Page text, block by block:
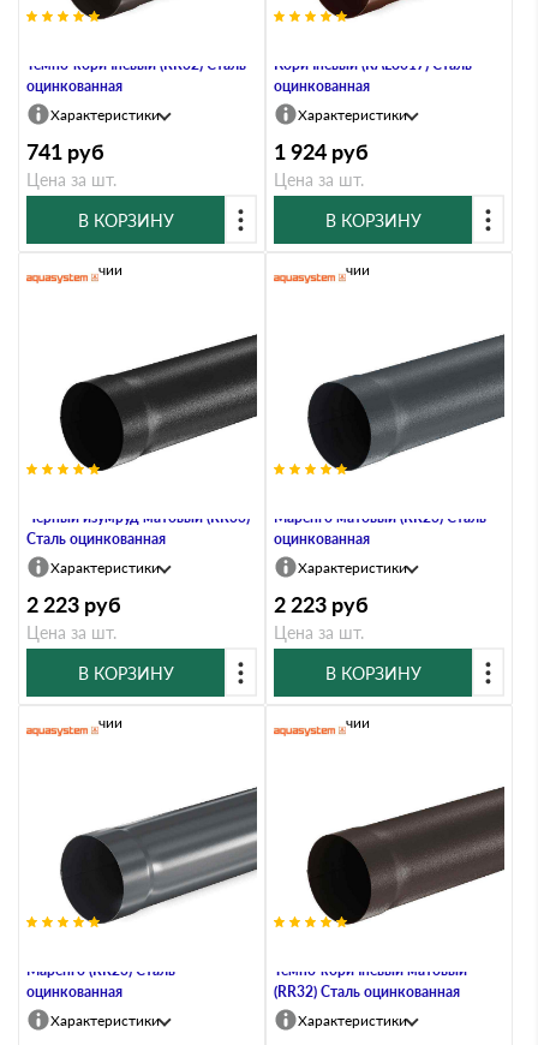
Тёмно-коричневый (RR32) Сталь
оцинкованная
Характеристики
741 руб
Цена за шт.
В КОРЗИНУ
Коричневый (RAL8017) Сталь
оцинкованная
Характеристики
1 924 руб
Цена за шт.
В КОРЗИНУ
Чёрный изумруд матовый (RR33)
Сталь оцинкованная
В наличии
Характеристики
2 223 руб
Цена за шт.
В КОРЗИНУ
Маренго матовый (RR23) Сталь
оцинкованная
В наличии
Характеристики
2 223 руб
Цена за шт.
В КОРЗИНУ
Маренго (RR23) Сталь
оцинкованная
В наличии
Характеристики
Тёмно-коричневый матовый
(RR32) Сталь оцинкованная
В наличии
Характеристики